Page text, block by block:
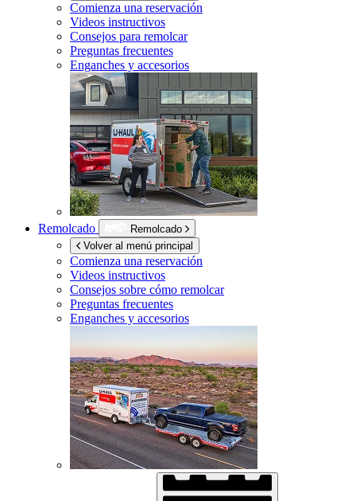
Comienza una reservación
Videos instructivos
Consejos para remolcar
Preguntas frecuentes
Enganches y accesorios
Remolcado
Remolcado
Volver al menú principal
Comienza una reservación
Videos instructivos
Consejos sobre cómo remolcar
Preguntas frecuentes
Enganches y accesorios